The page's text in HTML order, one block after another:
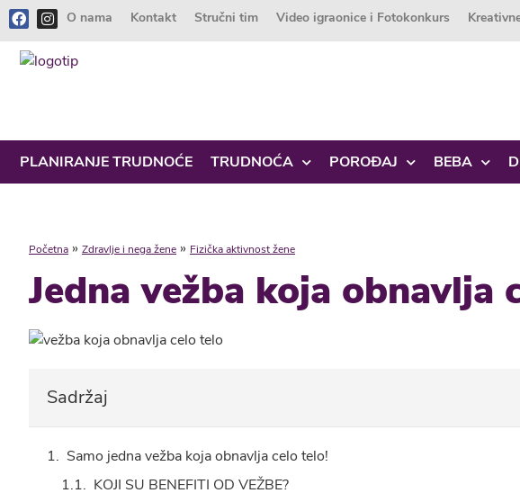
O nama Kontakt Stručni tim Video igraonice i Fotokonkurs
PLANIRANJE TRUDNOĆE TRUDNOĆA POROĐAJ BEBA
Početna » Zdravlje i nega žene » Fizička aktivnost žene
Jedna vežba koja obnavlja
Sadržaj
Samo jedna vežba koja obnavlja celo telo!
KOJI SU BENEFITI OD VEŽBE?